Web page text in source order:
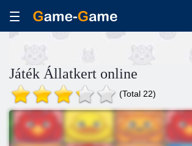
Játék Állatkert online
(Total 22)